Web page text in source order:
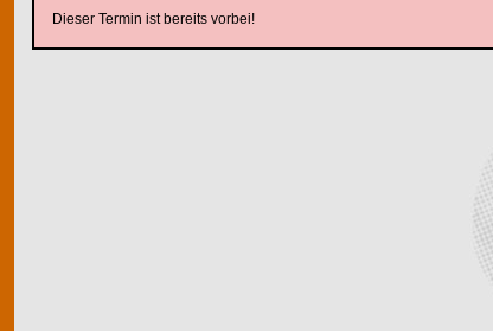
Dieser Termin ist bereits vorbei!